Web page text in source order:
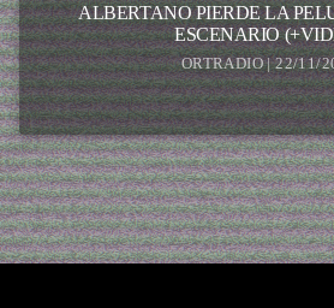
ALBERTANO PIERDE LA
ESCENARIO
ORTRADIO | 22/11/